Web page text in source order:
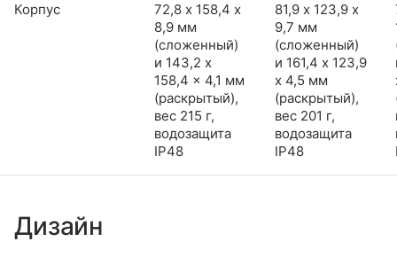
Корпус
72,8 х 158,4 х
8,9 мм
(сложенный)
и 143,2 x
158,4 x 4,1 мм
(раскрытый),
вес 215 г,
водозащита
IP48
81,9 х 123,9 х
9,7 мм
(сложенный)
и 161,4 x 123,9
x 4,5 мм
(раскрытый),
вес 201 г,
водозащита
IP48
Дизайн